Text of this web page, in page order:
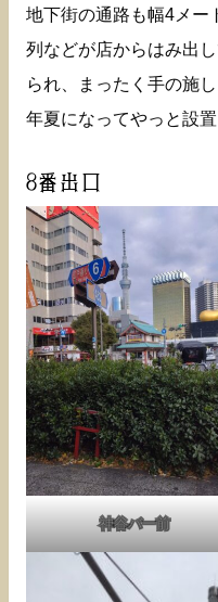
地下街の通路も幅4メー
列などが店からはみ出
られ、まったく手の施
年夏になってやっと設置
8番出口
神谷バー前